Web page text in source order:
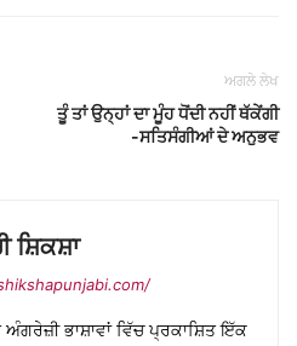
ਅਗਲੇ ਲੇਖ
ਤੂੰ ਤਾਂ ਉਨ੍ਹਾਂ ਦਾ ਮੂੰਹ ਧੋਂਦੀ ਨਹੀਂ ਥੱਕੇਂਗੀ
-ਸਤਿਸੰਗੀਆਂ ਦੇ ਅਨੁਭਵ
ਸ਼ਿਕਸ਼ਾ
ਅੰਗਰੇਜ਼ੀ ਭਾਸ਼ਾਵਾਂ ਵਿੱਚ ਪ੍ਰਕਾਸ਼ਿਤ ਇੱਕ